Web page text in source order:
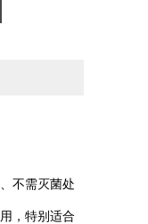
不需灭菌处
，特别适合